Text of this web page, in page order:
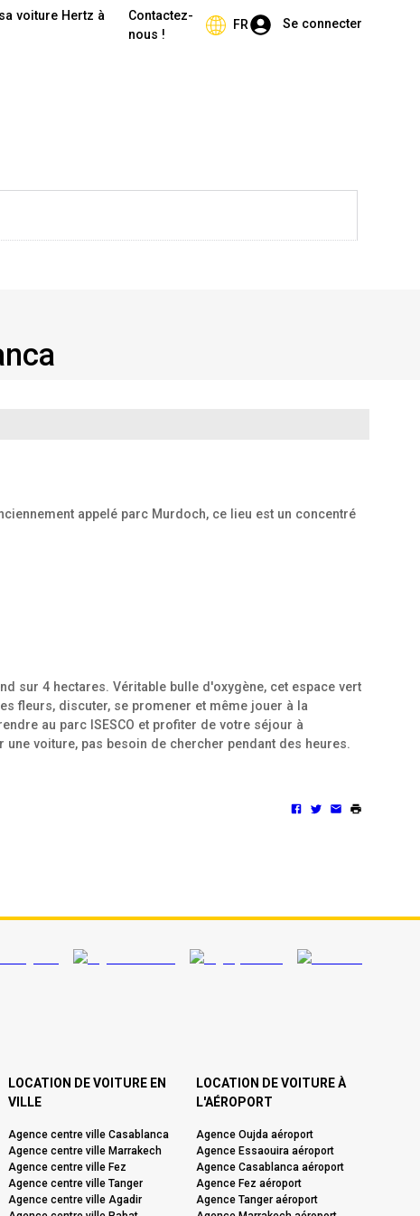
voiture Hertz à
Contactez-
nous !
FR Se connecter
appelé parc Murdoch, ce lieu est un concentré
sur 4 hectares. Véritable bulle d'oxygène, cet espace vert
fleurs, discuter, se promener et même jouer à la
au parc ISESCO et profiter de votre séjour à
voiture, pas besoin de chercher pendant des heures.
LOCATION DE VOITURE EN
VILLE
Agence centre ville Casablanca
Agence centre ville Marrakech
Agence centre ville Fez
Agence centre ville Tanger
Agence centre ville Agadir
LOCATION DE VOITURE À
L'AÉROPORT
Agence Oujda aéroport
Agence Essaouira aéroport
Agence Casablanca aéroport
Agence Fez aéroport
Agence Tanger aéroport